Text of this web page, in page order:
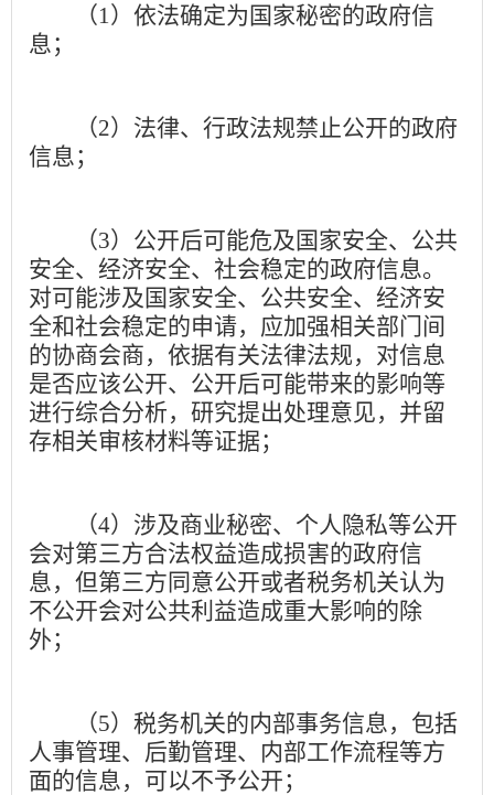
（1 ）依法确定为国家秘密的政府信
息；
（2）法律、行政法规禁止公开的政府
信息；
（3）公开后可能危及国家安全、公共
安全、经济安全、社会稳定的政府信息。
对可能涉及国家安全、公共安全、经济安
全和社会稳定的申请，应加强相关部门间
的协商会商，依据有关法律法规，对信息
是否应该公开、公开后可能带来的影响等
进行综合分析，研究提出处理意见，并留
存相关审核材料等证据；
（4）涉及商业秘密、个人隐私等公开
会对第三方合法权益造成损害的政府信
息，但第三方同意公开或者税务机关认为
不公开会对公共利益造成重大影响的除
外；
（5）税务机关的内部事务信息，包括
人事管理、后勤管理、内部工作流程等方
面的信息，可以不予公开；